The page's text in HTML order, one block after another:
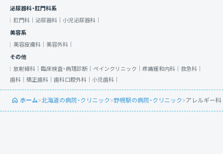
泌尿器科・肛門科系
肛門科｜ 泌尿器科｜ 小児泌尿器科｜
美容系
美容皮膚科｜ 美容外科｜
その他
放射線科｜ 臨床検査・病理診断｜ ペインクリニック｜ 疼痛緩和内科｜ 救急科｜
歯科｜ 矯正歯科｜ 歯科口腔外科｜ 小児歯科｜
ホーム>北海道の病院・クリニック>野幌駅の病院・クリニック>アレルギー科